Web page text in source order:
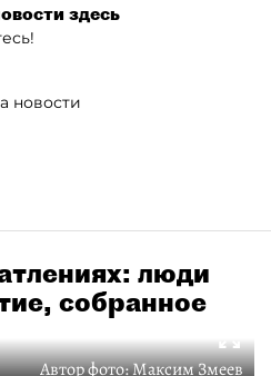
здесь
новости
люди
собранное
Автор фото:Максим Змеев